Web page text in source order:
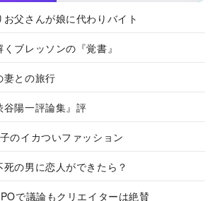
お父さんが娘に代わりバイト
ブレッソンの『覚書』
妻との旅行
谷陽一評論集』評
のイカついファッション
死の男に恋人ができたら？
で議論もクリエイターは絶賛